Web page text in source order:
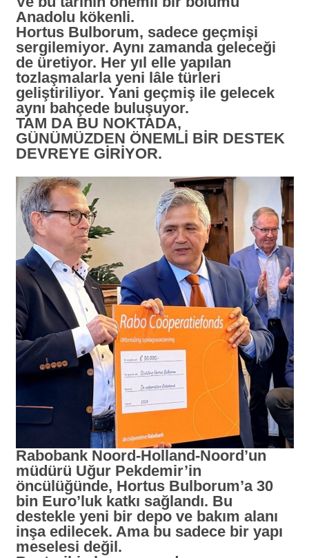
Anadolu kökenli.
Hortus Bulborum, sadece geçmişi
sergilemiyor. Aynı zamanda geleceği
de üretiyor. Her yıl elle yapılan
tozlaşmalarla yeni lâle türleri
geliştiriliyor. Yani geçmiş ile gelecek
aynı bahçede buluşuyor.
TAM DA BU NOKTADA,
GÜNÜMÜZDEN ÖNEMLİ BİR DESTEK
DEVREYE GİRİYOR.
Rabobank Noord-Holland-Noord’un
müdürü Uğur Pekdemir’in
öncülüğünde, Hortus Bulborum’a 30
bin Euro’luk katkı sağlandı. Bu
destekle yeni bir depo ve bakım alanı
inşa edilecek. Ama bu sadece bir yapı
meselesi değil.